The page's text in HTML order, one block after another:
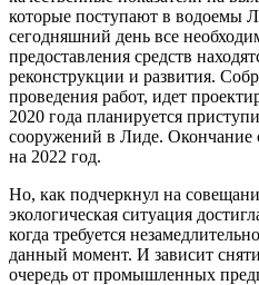
которые поступают в водоемы
сегодняшний день все
предоставления средств
реконструкции и развития.
проведения работ, идет
2020 года планируется
сооружений в Лиде. Окончание
на 2022 год.
Но, как подчеркнул на
экологическая ситуация
когда требуется
данный момент. И зависит
очередь от промышленных